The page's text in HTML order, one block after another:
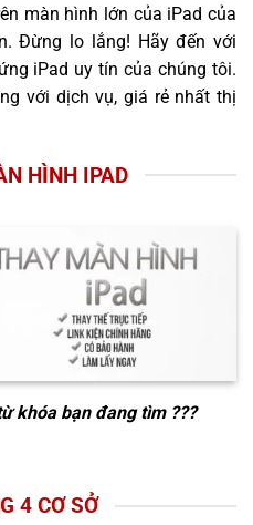
màn hình lớn của iPad của
Đừng lo lắng! Hãy đến với
iPad uy tín của chúng tôi.
với dịch vụ, giá rẻ nhất thị
HÌNH IPAD
khóa bạn đang tìm ???
4 CƠ SỞ